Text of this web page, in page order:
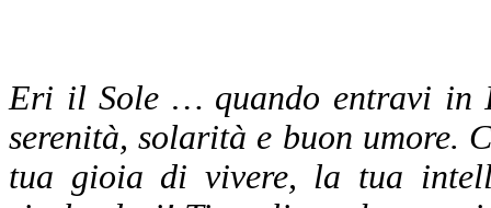
Eri il Sole … quando entravi in
serenità, solarità e buon umore.
tua gioia di vivere, la tua